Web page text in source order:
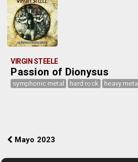
VIRGIN STEELE
Passion of Dionysus
symphonic metal hard rock heavy metal
Mayo 2023